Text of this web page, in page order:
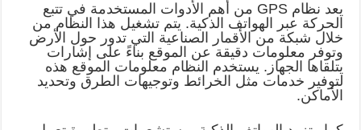
يعد نظام GPS من أهم الأدوات المستخدمة في تتبع
الحركة عبر الهواتف الذكية. يتم تشغيل هذا النظام من
خلال شبكة من الأقمار الصناعية التي تدور حول الأرض
وتوفر معلومات دقيقة عن الموقع بناءً على إشارات
يتلقاها الجهاز. يستخدم النظام معلومات الموقع هذه
لتوفير خدمات مثل الخرائط وتوجيهات الطرق وتحديد
الأماكن.